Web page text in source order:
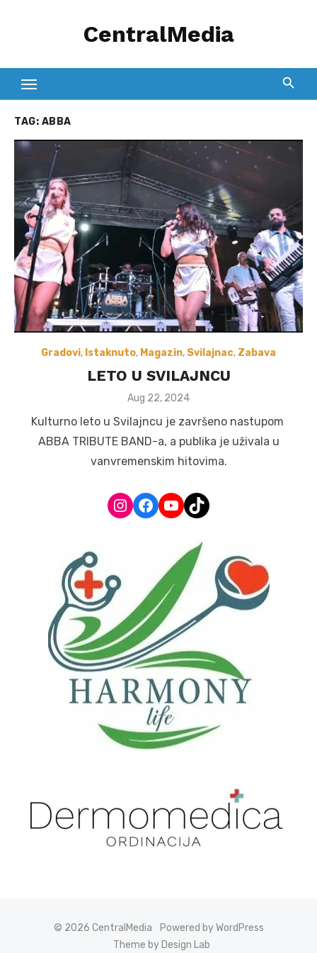
CentralMedia
TAG: ABBA
Gradovi, Istaknuto, Magazin, Svilajnac, Zabava
LETO U SVILAJNCU
Posted
Aug 22, 2024
Kulturno leto u Svilajncu je završeno nastupom
ABBA TRIBUTE BAND-a, a publika je uživala u
vanvremenskim hitovima.
Instagram
Facebook
YouTube
TikTok
© 2026 CentralMedia
Powered by WordPress
Theme by Design Lab